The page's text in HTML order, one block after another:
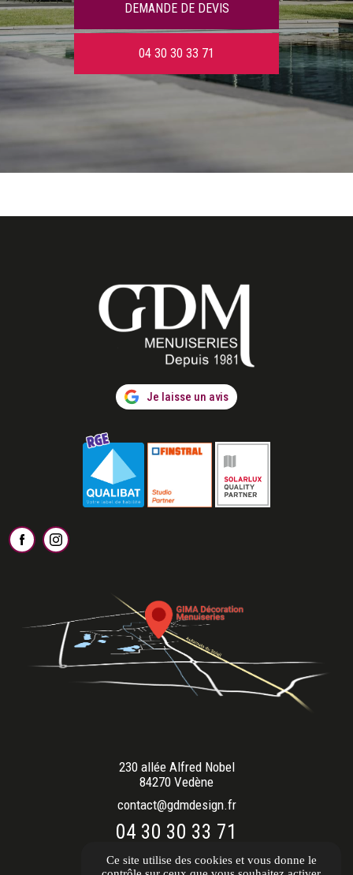
DEMANDE DE DEVIS
04 30 30 33 71
Je laisse un avis
230 allée Alfred Nobel
84270 Vedène
contact@gdmdesign.fr
04 30 30 33 71
Ouvert du lundi au vendredi
Ce site utilise des cookies et vous donne le